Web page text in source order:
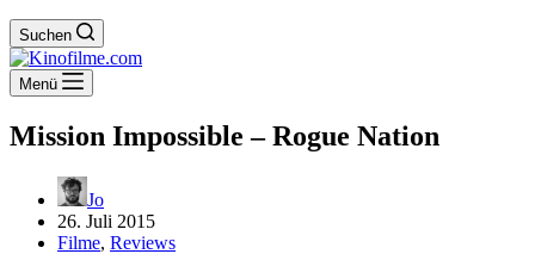
Suchen
Menü
Mission Impossible – Rogue Nation
Jo
26. Juli 2015
Filme, Reviews